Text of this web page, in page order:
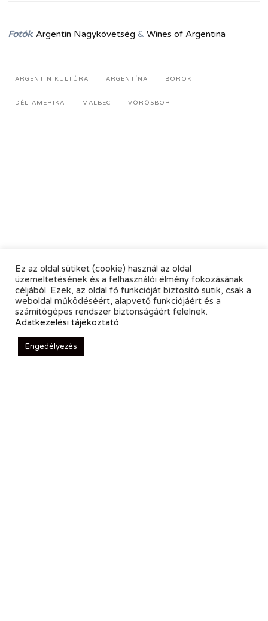
Fotók:Argentin Nagykövetség &Wines of Argentina
ARGENTIN KULTÚRA ARGENTÍNA BOROK
DÉL-AMERIKA MALBEC VÖRÖSBOR
Ez az oldal sütiket (cookie) használ az oldal
üzemeltetésének és a felhasználói élmény fokozásának
céljából. Ezek, az oldal fő funkcióját biztosító sütik, csak a
weboldal működéséért, alapvető funkciójáért és a
számítógépes rendszer biztonságáért felelnek.
Adatkezelési tájékoztató
Engedélyezés